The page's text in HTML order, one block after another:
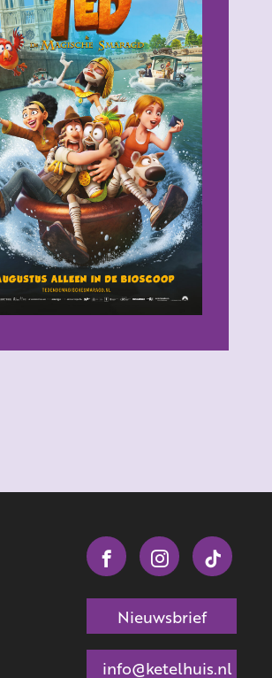
Nieuwsbrief
info@ketelhuis.nl